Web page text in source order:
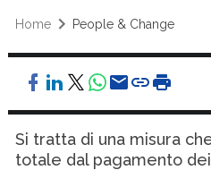
Home People & Change
Si tratta di una misura
totale dal pagamento